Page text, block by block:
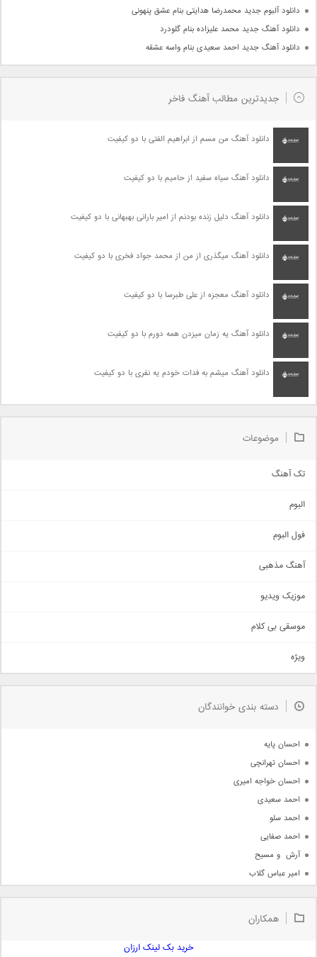
دانلود آلبوم جدید محمدرضا هدایتی بنام عشق پنهونی
دانلود آهنگ جدید محمد علیزاده بنام گلودرد
دانلود آهنگ جدید احمد سعیدی بنام واسه عشقه
جدیدترین مطالب آهنگ فاخر
دانلود آهنگ من مسم از ابراهیم الفتی با دو کیفیت
دانلود آهنگ سیاه سفید از حامیم با دو کیفیت
دانلود آهنگ دلیل زنده بودنم از امیر بارانی بهبهانی با دو کیفیت
دانلود آهنگ میگذری از من از محمد جواد فخری با دو کیفیت
دانلود آهنگ معجزه از علی طبرسا با دو کیفیت
دانلود آهنگ یه زمان میزدن همه دورم با دو کیفیت
دانلود آهنگ میشم به فدات خودم یه نفری با دو کیفیت
موضوعات
تک آهنگ
اجتماعی
حماسی
سنتی
اهنگ بندرعباسی
دمو
مذهبی
جدیدترین ها
البوم
فول البوم
آهنگ مذهبی
موزیک ویدیو
موسقی بی کلام
ویژه
دسته بندی خوانندگان
احسان پایه
احسان تهرانچی
احسان خواجه امیری
احمد سعیدی
احمد سلو
احمد صفایی
آرش  و مسیح
امیر عباس گلاب
امیر علی
همکاران
خرید بک لینک ارزان